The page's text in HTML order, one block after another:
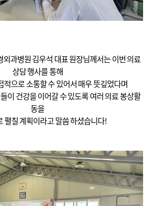
과병원 김우석 대표 원장님께서는 이번 의료
상담 행사를 통해
적으로 소통할 수 있어서 매우 뜻깊었다며
이 건강을 이어갈 수 있도록 여러 의료 봉상활
동을
펼칠 계획이라고 말씀 하셨습니다!